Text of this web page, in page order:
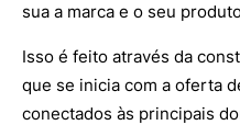
sua a marca e o seu
Isso é feito através da
que se inicia com a oferta
conectados às principais